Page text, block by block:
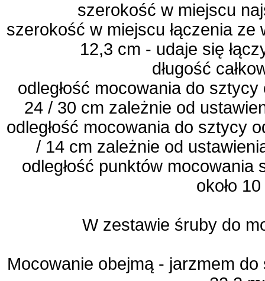
szerokość w miejscu
szerokość w miejscu łączenia
12,3 cm - udaje się
długość
odległość mocowania do
24 / 30 cm zależnie od
odległość mocowania do sztycy
/ 14 cm zależnie od
odległość punktów
około
W zestawie śruby do
Mocowanie obejmą - jarzmem